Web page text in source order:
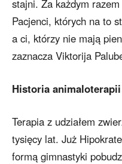
stajni. Za każdym
Pacjenci, których na to
a ci, którzy nie mają
zaznacza Viktorija
Historia animaloterapii
Terapia z udziałem
tysięcy lat. Już
formą gimnastyki